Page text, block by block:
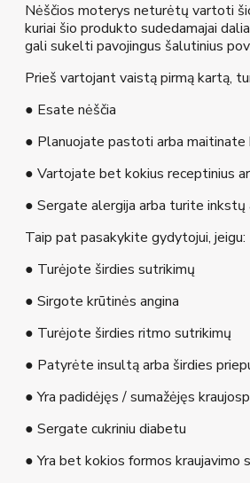
Nėščios moterys neturėtų vartoti
kuriai šio produkto sudedamajai
gali sukelti pavojingus šalutinius
Prieš vartojant vaistą pirmą kartą,
● Esate nėščia
● Planuojate pastoti arba maitinate
● Vartojate bet kokius receptinius
● Sergate alergija arba turite inkstų
Taip pat pasakykite gydytojui, jeigu:
● Turėjote širdies sutrikimų
● Sirgote krūtinės angina
● Turėjote širdies ritmo sutrikimų
● Patyrėte insultą arba širdies
● Yra padidėjęs / sumažėjęs
● Sergate cukriniu diabetu
● Yra bet kokios formos kraujavimo